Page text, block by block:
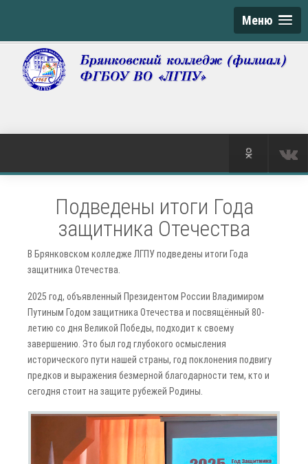
Меню
Подведены итоги Года
защитника Отечества
В Брянковском колледже ЛГПУ подведены итоги Года
защитника Отечества.
2025 год, объявленный Президентом России Владимиром
Путиным Годом защитника Отечества и посвящённый 80-
летию со дня Великой Победы, подходит к своему
завершению. Это был год глубокого осмысления
исторического пути нашей страны, год поклонения подвигу
предков и выражения безмерной благодарности тем, кто и
сегодня стоит на защите рубежей Родины.